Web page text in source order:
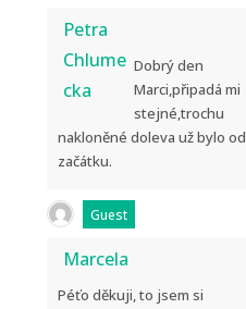
Petra
Chlume
cka
Dobrý den
Marci,připadá mi
stejné,trochu
nakloněné doleva už bylo od
začátku.
Guest
Marcela
Péťo děkuji, to jsem si